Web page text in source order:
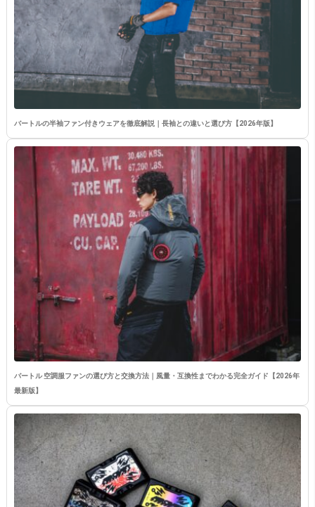
バートルの半袖ファン付きウェアを徹底解説｜長袖との違いと選び方【2026年版】
バートル 空調服ファンの選び方と交換方法｜風量・互換性までわかる完全ガイド【2026年
最新版】